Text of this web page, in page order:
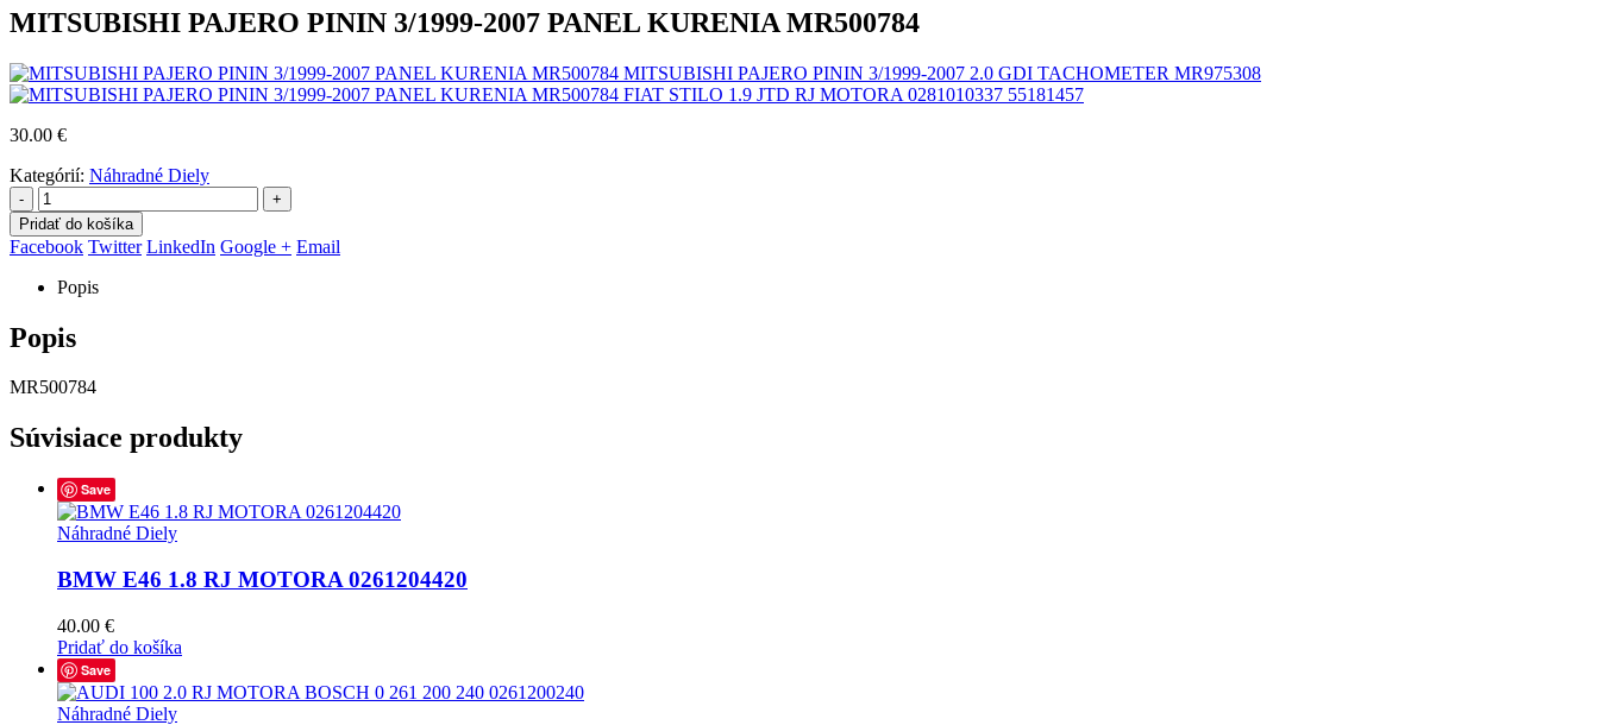
MITSUBISHI PAJERO PININ 3/1999-2007 PANEL KURENIA MR500784
MITSUBISHI PAJERO PININ 3/1999-2007 2.0 GDI TACHOMETER MR975308
FIAT STILO 1.9 JTD RJ MOTORA 0281010337 55181457
30.00 €
Kategórií: Náhradné Diely
-
+
Pridať do košíka
Facebook Twitter LinkedIn Google + Email
Popis
Popis
MR500784
Súvisiace produkty
Save
Náhradné Diely
BMW E46 1.8 RJ MOTORA 0261204420
40.00 €
Pridať do košíka
Save
Náhradné Diely